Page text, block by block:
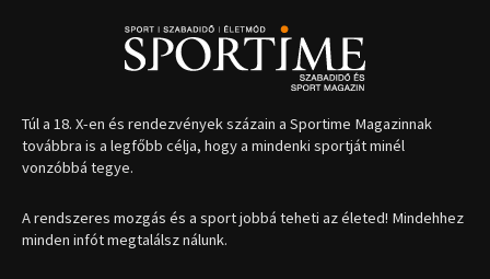
Túl a 18. X-en és rendezvények százain a Sportime Magazinnak
továbbra is a legfőbb célja, hogy a mindenki sportját minél
vonzóbbá tegye.
A rendszeres mozgás és a sport jobbá teheti az életed! Mindehhez
minden infót megtalálsz nálunk.